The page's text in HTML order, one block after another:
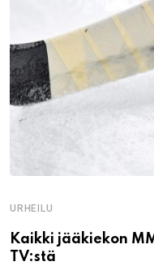
URHEILU
Kaikki jääkiekon
TV:stä